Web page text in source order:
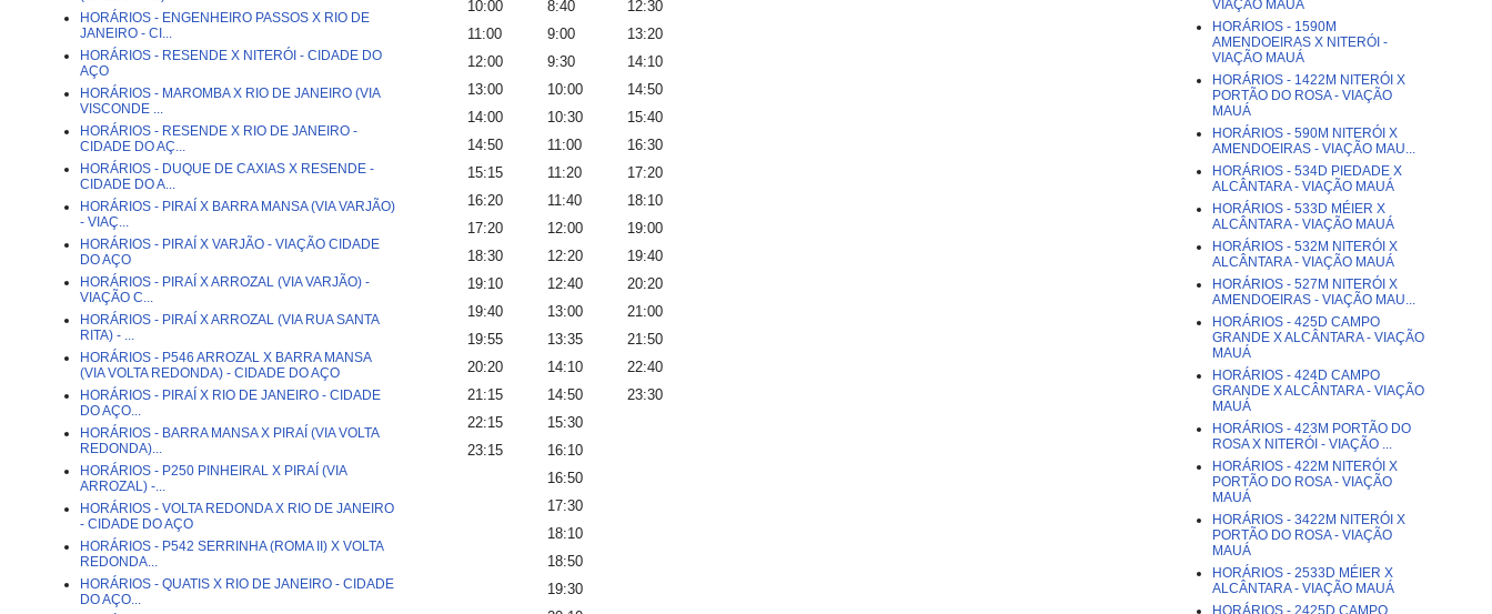
10:00
8:40
12:30
11:00
9:00
13:20
12:00
9:30
14:10
13:00
10:00
14:50
14:00
10:30
15:40
14:50
11:00
16:30
15:15
11:20
17:20
16:20
11:40
18:10
17:20
12:00
19:00
18:30
12:20
19:40
19:10
12:40
20:20
19:40
13:00
21:00
19:55
13:35
21:50
20:20
14:10
22:40
21:15
14:50
23:30
22:15
15:30
23:15
16:10
16:50
17:30
18:10
18:50
19:30
HORÁRIOS - ENGENHEIRO PASSOS X RIO DE
JANEIRO - CI...
HORÁRIOS - RESENDE X NITERÓI - CIDADE DO
AÇO
HORÁRIOS - MAROMBA X RIO DE JANEIRO (VIA
VISCONDE ...
HORÁRIOS - RESENDE X RIO DE JANEIRO -
CIDADE DO AÇ...
HORÁRIOS - DUQUE DE CAXIAS X RESENDE -
CIDADE DO A...
HORÁRIOS - PIRAÍ X BARRA MANSA (VIA VARJÃO)
- VIAÇ...
HORÁRIOS - PIRAÍ X VARJÃO - VIAÇÃO CIDADE
DO AÇO
HORÁRIOS - PIRAÍ X ARROZAL (VIA VARJÃO) -
VIAÇÃO C...
HORÁRIOS - PIRAÍ X ARROZAL (VIA RUA SANTA
RITA) - ...
HORÁRIOS - P546 ARROZAL X BARRA MANSA
(VIA VOLTA REDONDA) - CIDADE DO AÇO
HORÁRIOS - PIRAÍ X RIO DE JANEIRO - CIDADE
DO AÇO...
HORÁRIOS - BARRA MANSA X PIRAÍ (VIA VOLTA
REDONDA)...
HORÁRIOS - P250 PINHEIRAL X PIRAÍ (VIA
ARROZAL) -...
HORÁRIOS - VOLTA REDONDA X RIO DE JANEIRO
- CIDADE DO AÇO
HORÁRIOS - P542 SERRINHA (ROMA II) X VOLTA
REDONDA...
HORÁRIOS - QUATIS X RIO DE JANEIRO - CIDADE
DO AÇO...
VIAÇÃO MAUÁ
HORÁRIOS - 1590M
AMENDOEIRAS X NITERÓI -
VIAÇÃO MAUÁ
HORÁRIOS - 1422M NITERÓI X
PORTÃO DO ROSA - VIAÇÃO
MAUÁ
HORÁRIOS - 590M NITERÓI X
AMENDOEIRAS - VIAÇÃO MAU...
HORÁRIOS - 534D PIEDADE X
ALCÂNTARA - VIAÇÃO MAUÁ
HORÁRIOS - 533D MÉIER X
ALCÂNTARA - VIAÇÃO MAUÁ
HORÁRIOS - 532M NITERÓI X
ALCÂNTARA - VIAÇÃO MAUÁ
HORÁRIOS - 527M NITERÓI X
AMENDOEIRAS - VIAÇÃO MAU...
HORÁRIOS - 425D CAMPO
GRANDE X ALCÂNTARA - VIAÇÃO
MAUÁ
HORÁRIOS - 424D CAMPO
GRANDE X ALCÂNTARA - VIAÇÃO
MAUÁ
HORÁRIOS - 423M PORTÃO DO
ROSA X NITERÓI - VIAÇÃO ...
HORÁRIOS - 422M NITERÓI X
PORTÃO DO ROSA - VIAÇÃO
MAUÁ
HORÁRIOS - 3422M NITERÓI X
PORTÃO DO ROSA - VIAÇÃO
MAUÁ
HORÁRIOS - 2533D MÉIER X
ALCÂNTARA - VIAÇÃO MAUÁ
HORÁRIOS - 2425D CAMPO